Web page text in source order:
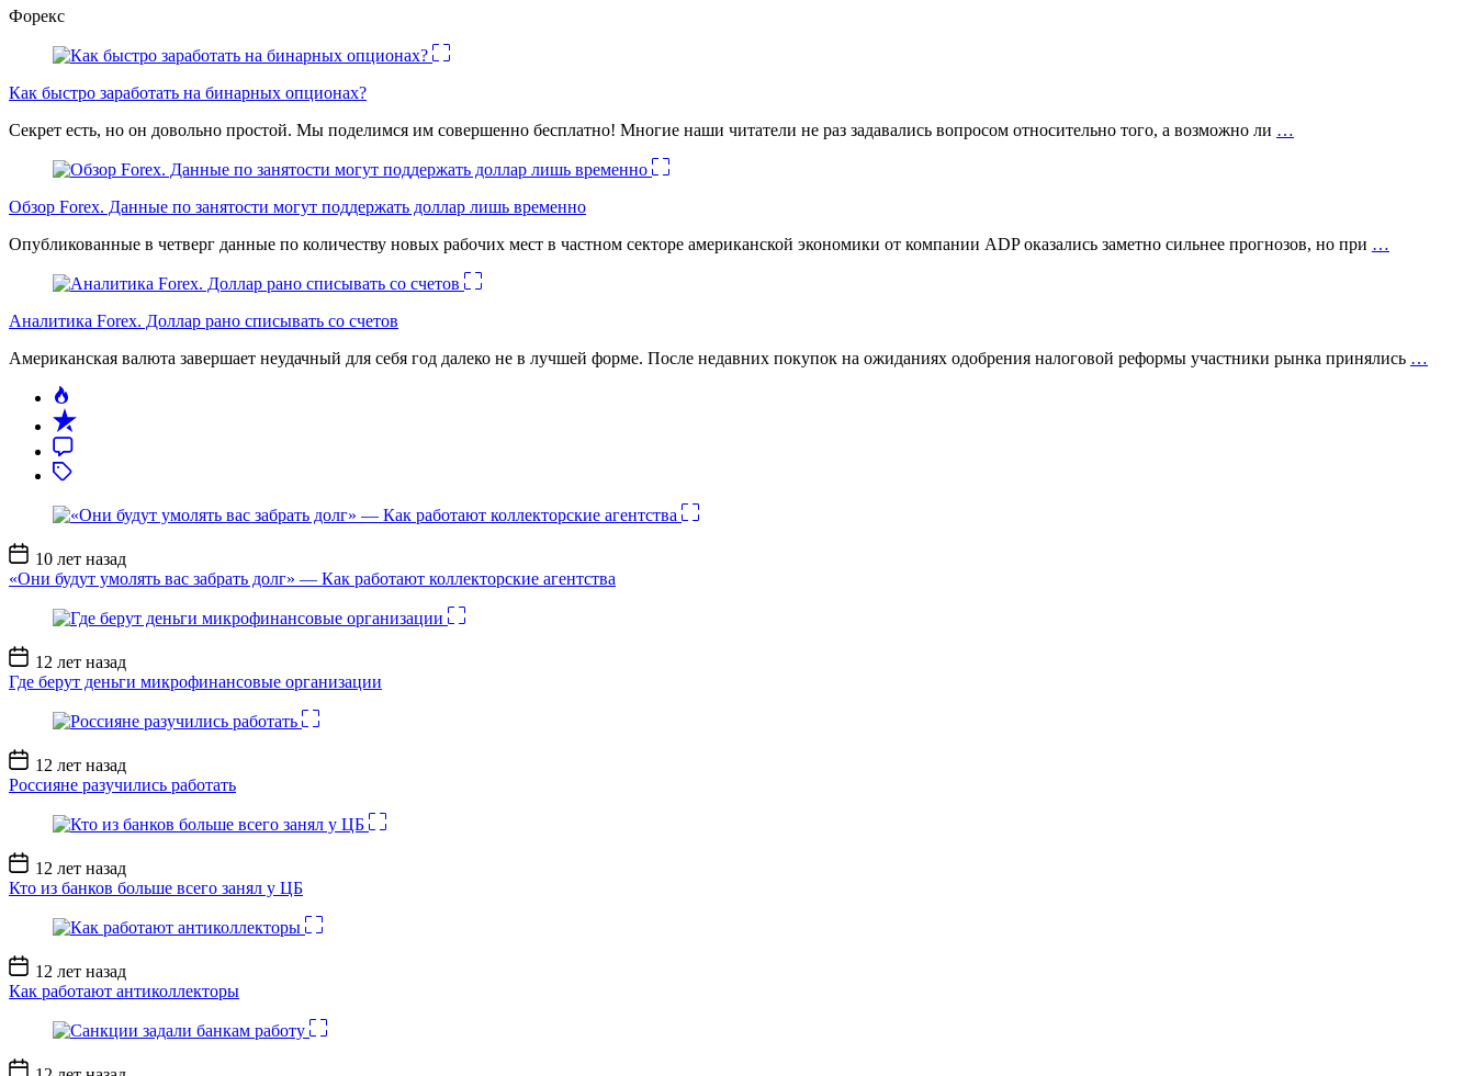
Форекс
Как быстро заработать на бинарных опционах?
Секрет есть, но он довольно простой. Мы поделимся им совершенно бесплатно! Многие наши читатели не раз задавались вопросом относительно того, а возможно ли …
Обзор Forex. Данные по занятости могут поддержать доллар лишь временно
Опубликованные в четверг данные по количеству новых рабочих мест в частном секторе американской экономики от компании ADP оказались заметно сильнее прогнозов, но при …
Аналитика Forex. Доллар рано списывать со счетов
Американская валюта завершает неудачный для себя год далеко не в лучшей форме. После недавних покупок на ожиданиях одобрения налоговой реформы участники рынка принялись …
Дата
записи
10 лет назад
«Они будут умолять вас забрать долг» — Как работают коллекторские агентства
Дата
записи
12 лет назад
Где берут деньги микрофинансовые организации
Дата
записи
12 лет назад
Россияне разучились работать
Дата
записи
12 лет назад
Кто из банков больше всего занял у ЦБ
Дата
записи
12 лет назад
Как работают антиколлекторы
Дата